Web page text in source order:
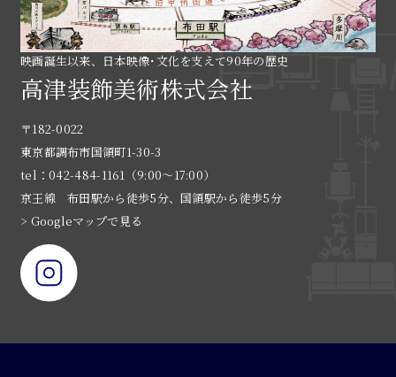
映画誕生以来、日本映像･文化を支えて90年の歴史
高津装飾美術株式会社
〒182-0022
東京都調布市国領町1-30-3
tel：042-484-1161（9:00〜17:00）
京王線 布田駅から徒歩5分、国領駅から徒歩5分
> Googleマップで見る